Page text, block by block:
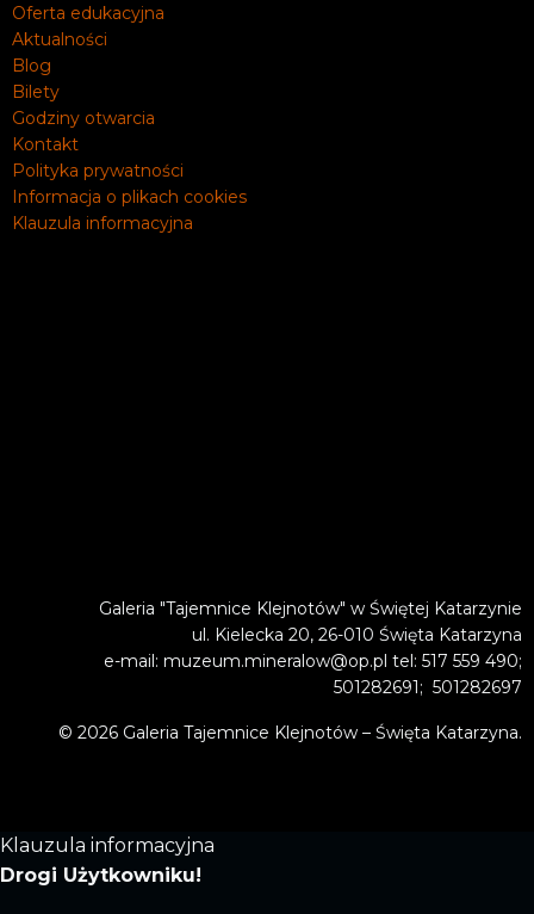
Oferta edukacyjna
Aktualności
Blog
Bilety
Godziny otwarcia
Kontakt
Polityka prywatności
Informacja o plikach cookies
Klauzula informacyjna
Galeria "Tajemnice Klejnotów" w Świętej Katarzynie
ul. Kielecka 20, 26-010 Święta Katarzyna
e-mail: muzeum.mineralow@op.pl tel: 517 559 490;
501282691; 501282697
© 2026 Galeria Tajemnice Klejnotów – Święta Katarzyna.
Klauzula informacyjna
Drogi Użytkowniku!